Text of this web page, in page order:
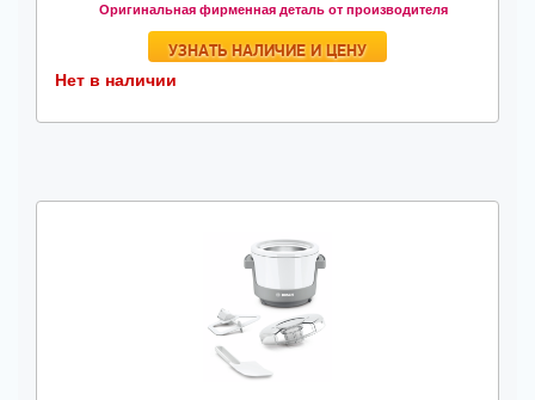
Оригинальная фирменная деталь от производителя
УЗНАТЬ НАЛИЧИЕ И ЦЕНУ
Нет в наличии